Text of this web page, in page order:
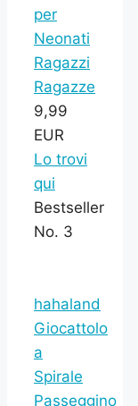
per
Neonati
Ragazzi
Ragazze
9,99
EUR
Lo trovi
qui
Bestseller
No. 3
hahaland
Giocattolo
a
Spirale
Passeggino